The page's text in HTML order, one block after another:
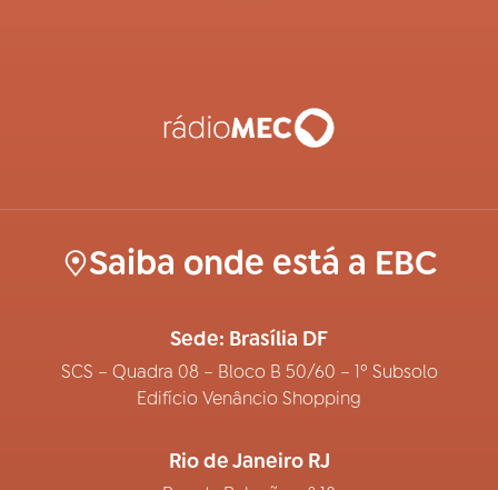
Saiba onde está a EBC
Sede: Brasília DF
SCS – Quadra 08 – Bloco B 50/60 – 1º Subsolo
Edifício Venâncio Shopping
Rio de Janeiro RJ